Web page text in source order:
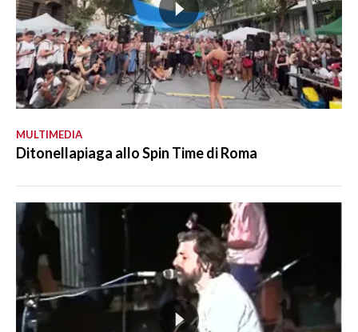
MULTIMEDIA
Ditonellapiaga allo Spin Time di Roma